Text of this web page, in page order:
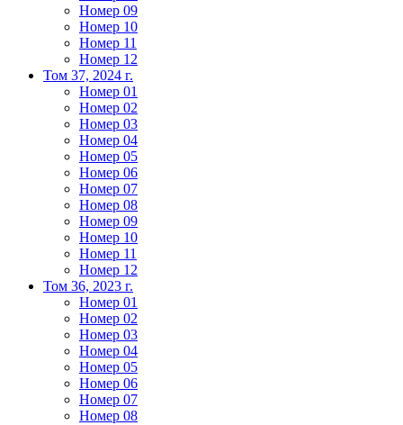
Номер 09
Номер 10
Номер 11
Номер 12
Том 37, 2024 г.
Номер 01
Номер 02
Номер 03
Номер 04
Номер 05
Номер 06
Номер 07
Номер 08
Номер 09
Номер 10
Номер 11
Номер 12
Том 36, 2023 г.
Номер 01
Номер 02
Номер 03
Номер 04
Номер 05
Номер 06
Номер 07
Номер 08